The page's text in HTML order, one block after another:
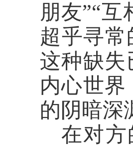
朋友”“
超乎寻常
这种缺失
内心世
的阴暗深
在对